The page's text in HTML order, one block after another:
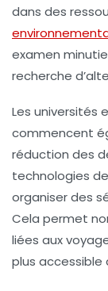
dans des
examen
recherche
Les universités
commencent
réduction des
technologies
organiser des
Cela permet
liées aux
plus accessible